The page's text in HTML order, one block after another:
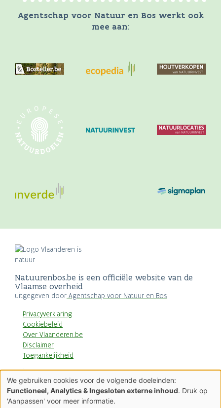
Agentschap voor Natuur en Bos werkt ook
mee aan:
Natuurenbos.be is een officiële website van de
Vlaamse overheid
uitgegeven door Agentschap voor Natuur en Bos
Privacyverklaring
Cookiebeleid
Over Vlaanderen.be
Disclaimer
Toegankelijkheid
AGENTSCHAP
NATUUR & BOS
Gebruik
van
persoonsgegevens
We gebruiken cookies voor de volgende doeleinden:
Functioneel, Analytics & Ingesloten externe inhoud. Druk op
'Aanpassen' voor meer informatie.